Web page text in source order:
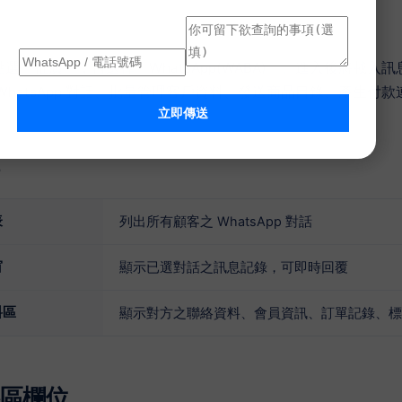
立即傳送
選「推廣」，再選擇「WhatsApp(WABA)」。進入後將載入
對話、批量管理客戶資料、發送商品目錄、產生付款
列出所有顧客之 WhatsApp 對話
顯示已選對話之訊息記錄，可即時回覆
區 顯示對方之聯絡資料、會員資訊、訂單記錄、